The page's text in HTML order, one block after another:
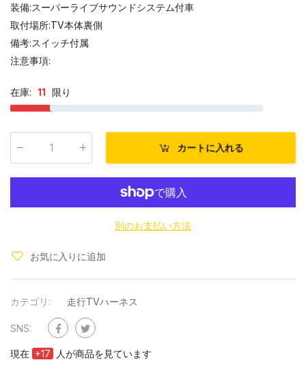
装備:スーパーライブサウンドシステム付車
取付場所:TV本体裏側
備考:スイッチ付属
注意事項:
在庫: 11 限り
カートに入れる
別のお支払い方法
お気に入りに追加
カテゴリ: 走行TVハーネス
SNS:
現在 +17 人が商品を見ています